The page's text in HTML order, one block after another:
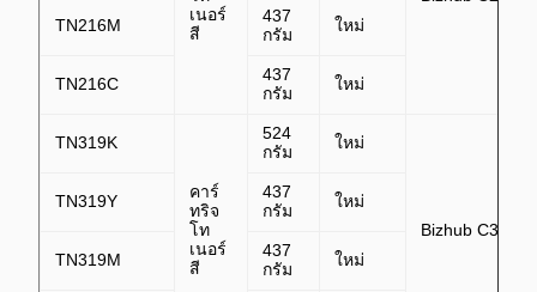
เนอร์
สี
TN216M
437
กรัม
ใหม่
TN216C
437
กรัม
ใหม่
TN319K
คาร์
ทริจ
โท
เนอร์
สี
524
กรัม
ใหม่
Bizhub C360
TN319Y
437
กรัม
ใหม่
TN319M
437
กรัม
ใหม่